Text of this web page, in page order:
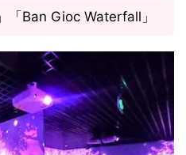
「Ban Gioc Waterfall」